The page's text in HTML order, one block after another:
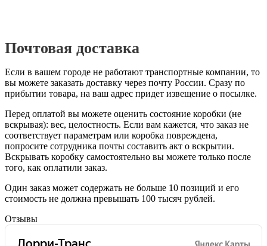
Почтовая доставка
Если в вашем городе не работают транспортные компании, то
вы можете заказать доставку через почту России. Сразу по
прибытии товара, на ваш адрес придет извещение о посылке.
Перед оплатой вы можете оценить состояние коробки (не
вскрывая): вес, целостность. Если вам кажется, что заказ не
соответствует параметрам или коробка повреждена,
попросите сотрудника почты составить акт о вскрытии.
Вскрывать коробку самостоятельно вы можете только после
того, как оплатили заказ.
Один заказ может содержать не больше 10 позиций и его
стоимость не должна превышать 100 тысяч рублей.
Отзывы